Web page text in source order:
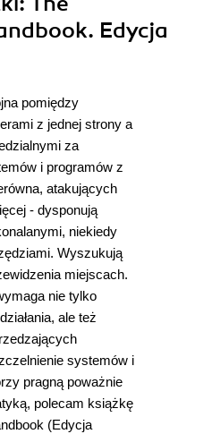
Edycja
pomiędzy
z jednej strony a
za
i programów z
atakujących
- dysponują
niekiedy
Wyszukują
miejscach.
nie tylko
ale też
systemów i
pragną poważnie
polecam książkę
(Edycja